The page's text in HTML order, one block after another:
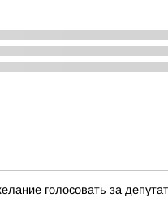
голосовать за